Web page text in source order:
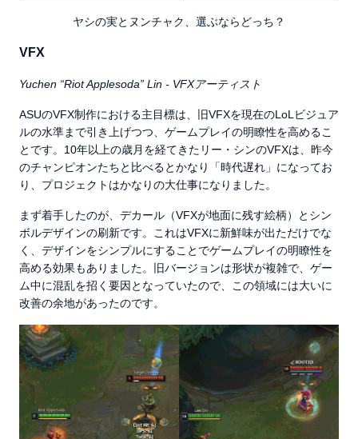
ヤシの実とヌンチャク、選ぶならどっち？
VFX
Yuchen “Riot Applesoda” Lin - VFXアーティスト
ASUのVFX制作における主目標は、旧VFXを現在のLoLビジュア
ルの水準まで引き上げつつ、ゲームプレイの明瞭性を高めるこ
とです。10年以上の歳月を経てきたリー・シンのVFXは、昨今
のチャンピオンたちと比べるとかなり「時代遅れ」になってお
り、プロジェクトはかなりの大仕事になりました。
まず着手したのが、デカール（VFXが地面に残す絵柄）とシン
ボルデザインの刷新です。これはVFXに新鮮味が出ただけでな
く、デザインをシンプルにすることでゲームプレイの明瞭性を
高める効果もありました。旧バージョンは形状が複雑で、ゲー
ム中に混乱を招く要因となっていたので、この領域には大いに
改善の余地があったのです。